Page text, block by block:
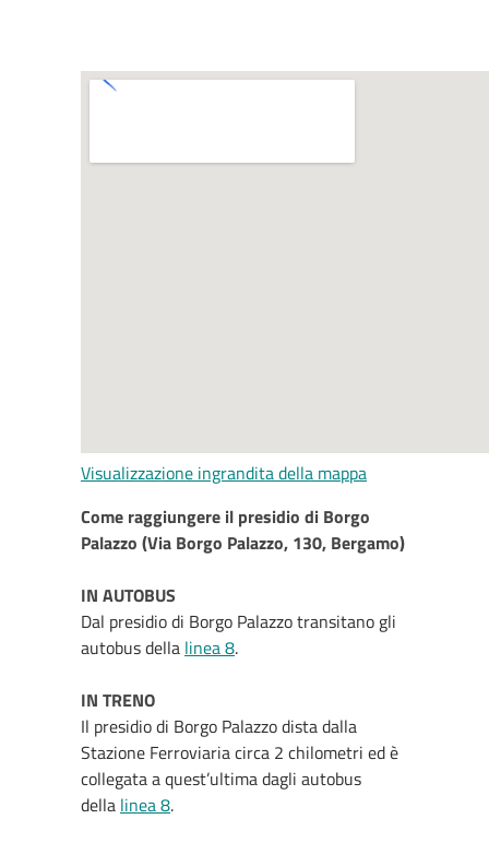
Visualizzazione ingrandita della mappa
Come raggiungere il presidio di Borgo
Palazzo (Via Borgo Palazzo, 130, Bergamo)
IN AUTOBUS
Dal presidio di Borgo Palazzo transitano gli
autobus della linea 8.
IN TRENO
Il presidio di Borgo Palazzo dista dalla
Stazione Ferroviaria circa 2 chilometri ed è
collegata a quest’ultima dagli autobus
della linea 8.